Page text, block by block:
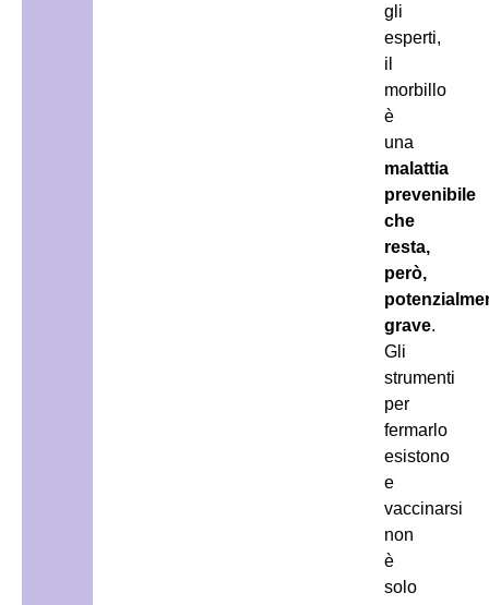
gli
esperti,
il
morbillo
è
una
malattia
prevenibile
che
resta,
però,
grave.
Gli
strumenti
per
fermarlo
esistono
e
vaccinarsi
non
è
solo